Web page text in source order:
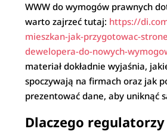
WWW do wymogów prawnych
warto zajrzeć tutaj: https://
mieszkan-jak-przygotowac-
dewelopera-do-nowych-
materiał dokładnie wyjaśnia,
spoczywają na firmach oraz jak
prezentować dane, aby uniknąć
Dlaczego